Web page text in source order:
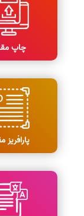
چاپ
پارافریز